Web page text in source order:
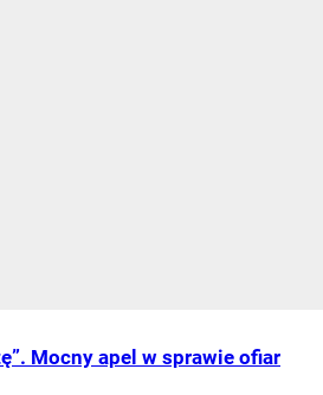
Mocny apel w sprawie ofiar